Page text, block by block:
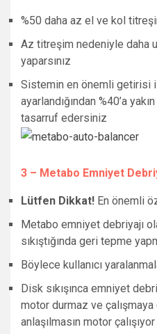
%50 daha az el ve kol
Az titreşim nedeniyle daha
yaparsınız
Sistemin en önemli getirisi
ayarlandığından %40’a
tasarruf edersiniz
3 – Metabo Emniyet
Lütfen Dikkat! En önemli
Metabo emniyet debriyajı
sıkıştığında geri tepme
Böylece kullanıcı
Disk sıkışınca emniyet
motor durmaz ve
anlaşılmasın motor